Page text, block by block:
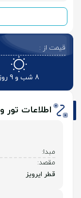
قیمت از :
8 شب و 9 روز
اطلاعات
مبدا:
مقصد:
قطر ایرویز